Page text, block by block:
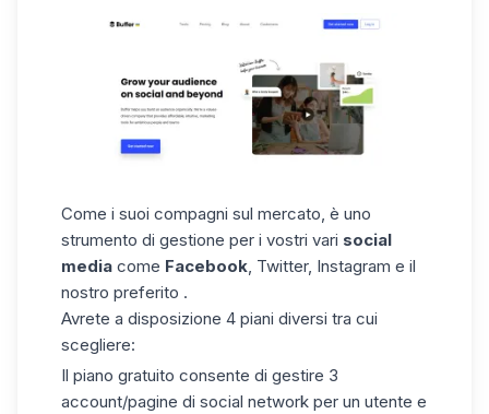
Come i suoi compagni sul mercato, è uno
strumento di gestione per i vostri vari social
media come Facebook, Twitter, Instagram e il
nostro preferito .
Avrete a disposizione 4 piani diversi tra cui
scegliere:
Il piano gratuito consente di gestire 3
account/pagine di social network per un utente e